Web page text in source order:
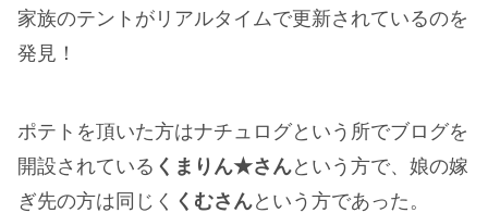
家族のテントがリアルタイムで更新されているのを
発見！
ポテトを頂いた方はナチュログという所でブログを
開設されている くまりん★さんという方で、娘の嫁
ぎ先の方は同じく くむさんという方であった。